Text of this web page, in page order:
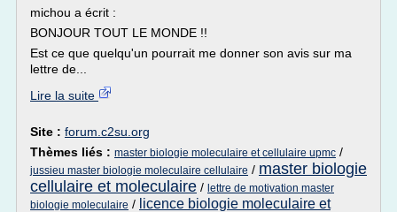
michou a écrit :
BONJOUR TOUT LE MONDE !!
Est ce que quelqu'un pourrait me donner son avis sur ma
lettre de...
Lire la suite
Site : forum.c2su.org
Thèmes liés : master biologie moleculaire et cellulaire upmc /
jussieu master biologie moleculaire cellulaire / master biologie
cellulaire et moleculaire / lettre de motivation master
biologie moleculaire / licence biologie moleculaire et